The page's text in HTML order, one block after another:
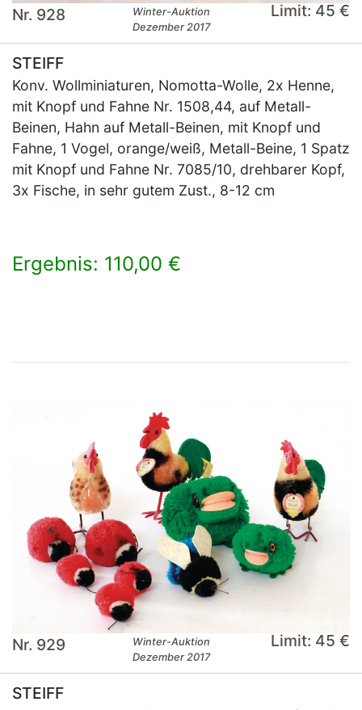
Nr. 928
Winter-Auktion
Dezember 2017
Limit: 45 €
STEIFF
Konv. Wollminiaturen, Nomotta-Wolle, 2x Henne,
mit Knopf und Fahne Nr. 1508,44, auf Metall-
Beinen, Hahn auf Metall-Beinen, mit Knopf und
Fahne, 1 Vogel, orange/weiß, Metall-Beine, 1 Spatz
mit Knopf und Fahne Nr. 7085/10, drehbarer Kopf,
3x Fische, in sehr gutem Zust., 8-12 cm
Ergebnis: 110,00 €
Nr. 929
Winter-Auktion
Dezember 2017
Limit: 45 €
STEIFF